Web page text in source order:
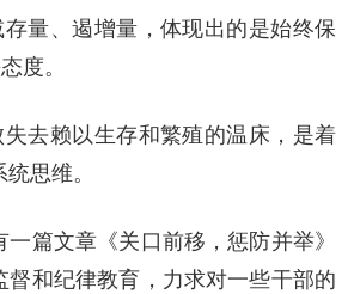
存量、遏增量，体现出的是始终保
度。
失去赖以生存和繁殖的温床，是着
思维。
一篇文章《关口前移，惩防并举》
督和纪律教育，力求对一些干部的